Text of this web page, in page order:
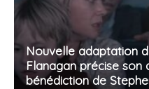
Nouvelle adaptation
Flanagan précise
bénédiction de